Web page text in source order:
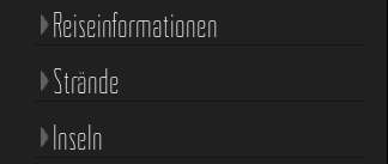
Reiseinformationen
Strände
Inseln